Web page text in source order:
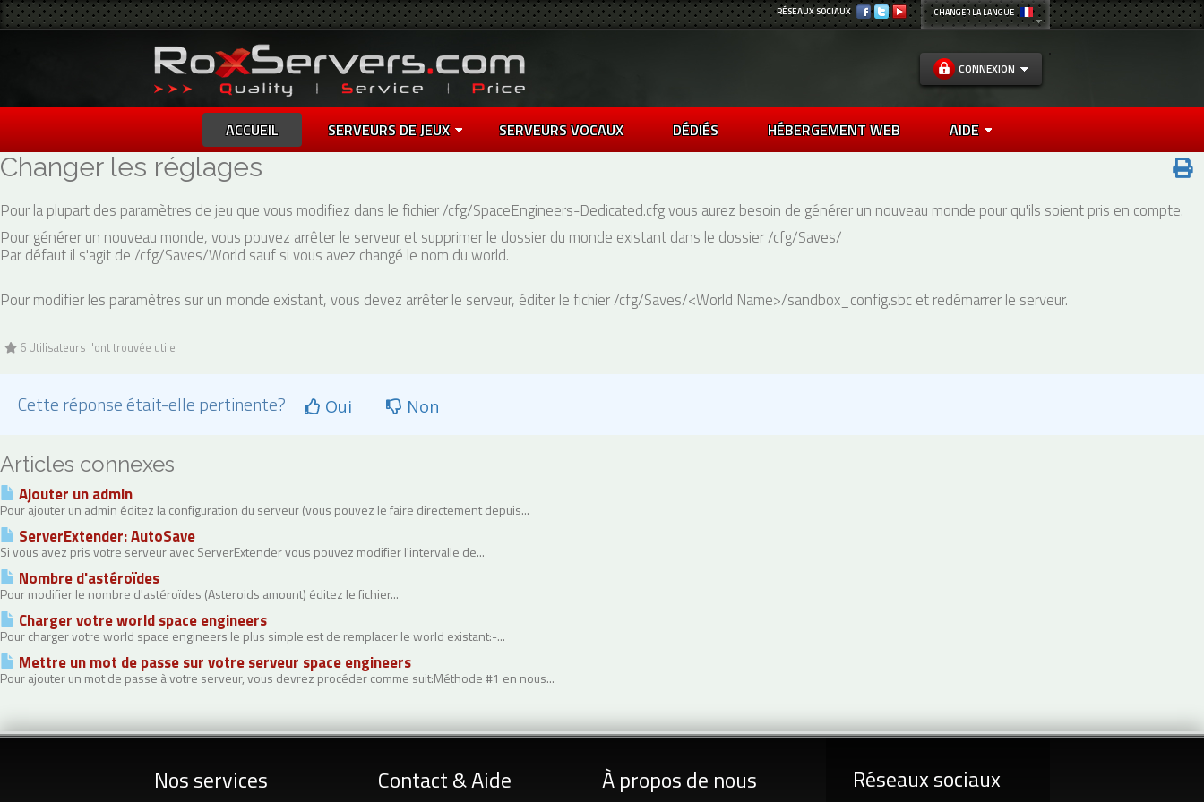
CHANGER LA LANGUE
RÉSEAUX SOCIAUX
CONNEXION
ACCUEIL SERVEURS DE JEUX SERVEURS VOCAUX DÉDIÉS HÉBERGEMENT WEB AIDE
Changer les réglages
Pour la plupart des paramètres de jeu que vous modifiez dans le fichier /cfg/SpaceEngineers-Dedicated.cfg vous aurez besoin de générer un nouveau monde pour qu'ils soient pris en compte.
Pour générer un nouveau monde, vous pouvez arrêter le serveur et supprimer le dossier du monde existant dans le dossier /cfg/Saves/
Par défaut il s'agit de /cfg/Saves/World sauf si vous avez changé le nom du world.
Pour modifier les paramètres sur un monde existant, vous devez arrêter le serveur, éditer le fichier /cfg/Saves/<World Name>/sandbox_config.sbc et redémarrer le serveur.
6 Utilisateurs l'ont trouvée utile
Cette réponse était-elle pertinente? Oui Non
Articles connexes
Ajouter un admin
Pour ajouter un admin éditez la configuration du serveur (vous pouvez le faire directement depuis...
ServerExtender: AutoSave
Si vous avez pris votre serveur avec ServerExtender vous pouvez modifier l'intervalle de...
Nombre d'astéroïdes
Pour modifier le nombre d'astéroïdes (Asteroids amount) éditez le fichier...
Charger votre world space engineers
Pour charger votre world space engineers le plus simple est de remplacer le world existant:-...
Mettre un mot de passe sur votre serveur space engineers
Pour ajouter un mot de passe à votre serveur, vous devrez procéder comme suit:Méthode #1 en nous...
Nos services Contact & Aide À propos de nous Réseaux sociaux